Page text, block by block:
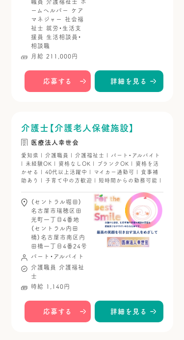
職員
介護福祉士
ホ
ームヘルパー
ケア
マネジャー
社会福
祉士
就労・生活支
援員
生活相談員・
相談職
月給 211,000円
応募する 詳細を見る
介護士【介護老人保健施設】
医療法人幸世会
愛知県 | 介護職員 | 介護福祉士 | パート・アルバイト
| 未経験OK | 資格なしOK | ブランクOK | 資格を活
かせる | 40代以上活躍中 | マイカー通勤可 | 食事補
助あり | 子育て中の方歓迎 | 短時間からの勤務可能 |
（セントラル堀田）
名古屋市瑞穂区田
光町一丁目4番地
（セントラル内田
橋）名古屋市南区内
田橋一丁目4番24号
パート・アルバイト
介護職員
介護福祉
士
時給 1,140円
応募する 詳細を見る